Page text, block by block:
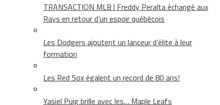
TRANSACTION MLB | Freddy Peralta échangé aux
Rays en retour d’un espoir québécois
Les Dodgers ajoutent un lanceur d’élite à leur
formation
Les Red Sox égalent un record de 80 ans!
Yasiel Puig brille avec les… Maple Leafs